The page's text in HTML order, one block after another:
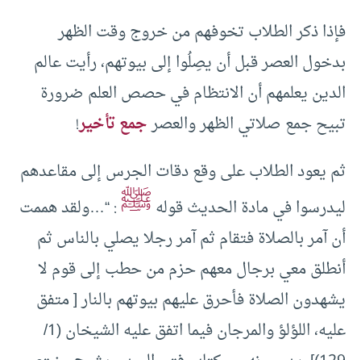
فإذا ذكر الطلاب تخوفهم من خروج وقت الظهر
بدخول العصر قبل أن يصِلُوا إلى بيوتهم، رأيت عالم
الدين يعلمهم أن الانتظام في حصص العلم ضرورة
تبيح جمع صلاتي الظهر والعصرجمع تأخير!
ثم يعود الطلاب على وقع دقات الجرس إلى مقاعدهم
ليدرسوا في مادة الحديث قولهﷺ: “…ولقد هممت
أن آمر بالصلاة فتقام ثم آمر رجلا يصلي بالناس ثم
أنطلق معي برجال معهم حزم من حطب إلى قوم لا
يشهدون الصلاة فأحرق عليهم بيوتهم بالنار [ متفق
عليه، اللؤلؤ والمرجان فيما اتفق عليه الشيخان (1/